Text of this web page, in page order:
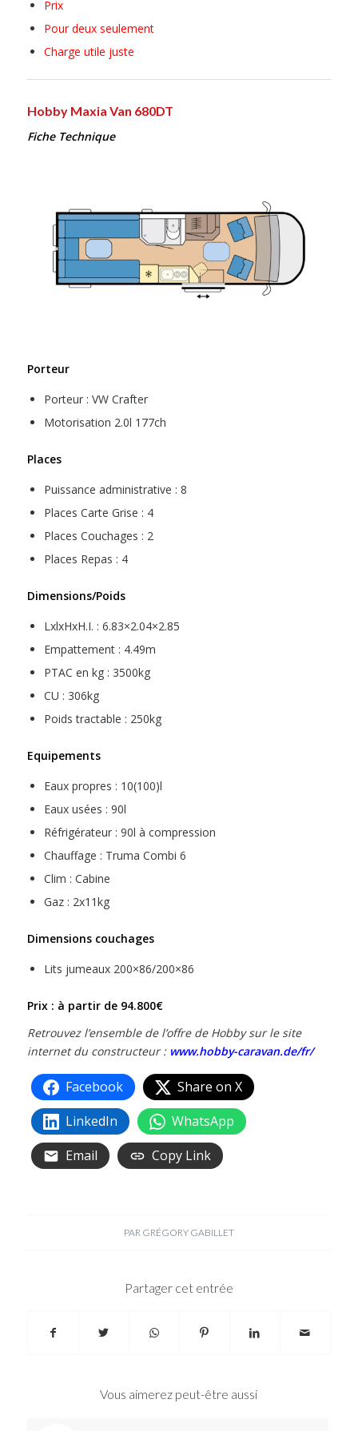
Prix
Pour deux seulement
Charge utile juste
Hobby Maxia Van 680DT
Fiche Technique
Porteur
Porteur : VW Crafter
Motorisation 2.0l 177ch
Places
Puissance administrative : 8
Places Carte Grise : 4
Places Couchages : 2
Places Repas : 4
Dimensions/Poids
LxlxHxH.I. : 6.83×2.04×2.85
Empattement : 4.49m
PTAC en kg : 3500kg
CU : 306kg
Poids tractable : 250kg
Equipements
Eaux propres : 10(100)l
Eaux usées : 90l
Réfrigérateur : 90l à compression
Chauffage : Truma Combi 6
Clim : Cabine
Gaz : 2x11kg
Dimensions couchages
Lits jumeaux 200×86/200×86
Prix : à partir de 94.800€
Retrouvez l’ensemble de l’offre de Hobby sur le site
internet du constructeur : www.hobby-caravan.de/fr/
Facebook
Share on X
LinkedIn
WhatsApp
Email
Copy Link
PAR GRÉGORY GABILLET
Partager cet entrée
Vous aimerez peut-être aussi